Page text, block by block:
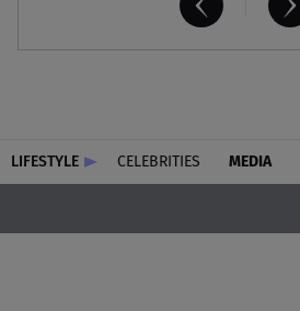
LIFESTYLE CELEBRITIES MEDIA